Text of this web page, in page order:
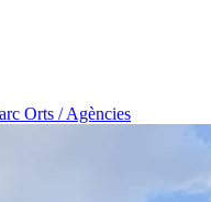
Orts / Agències